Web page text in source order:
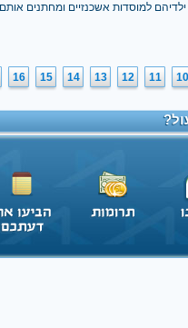
למוסדות אשכנזיים ומחתנים
10
11
12
13
14
15
16